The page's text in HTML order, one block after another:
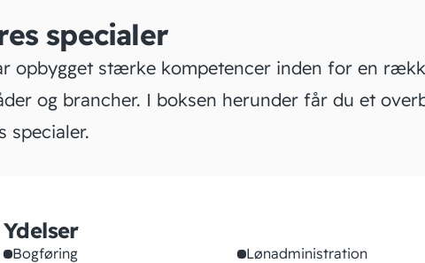
specialer
opbygget stærke kompetencer inden for en
og brancher. I boksen herunder får du et
specialer.
Ydelser
Bogføring Lønadministration